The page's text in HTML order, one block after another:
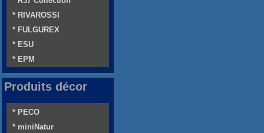
* RIVAROSSI
* FULGUREX
* ESU
* EPM
Produits décor
* PECO
* miniNatur